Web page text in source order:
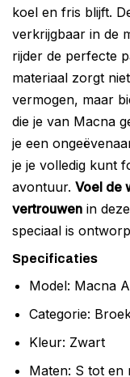
koel en fris blijft.
verkrijgbaar in de
rijder de perfecte
materiaal zorgt
vermogen, maar
die je van Macna
je een
je je volledig kunt
avontuur. Voel de
vertrouwen in
speciaal is
Specificaties
Model: Macna
Categorie:
Kleur: Zwart
Maten: S tot en